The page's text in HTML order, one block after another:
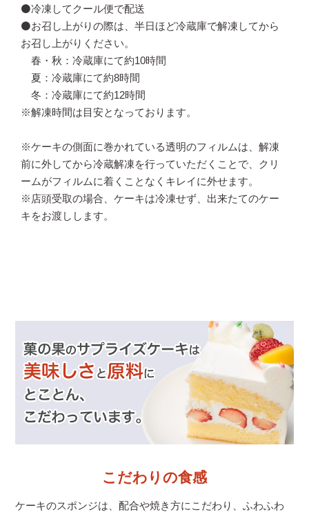
⚫️冷凍してクール便で配送
⚫️お召し上がりの際は、半日ほど冷蔵庫で解凍してから
お召し上がりください。
春・秋：冷蔵庫にて約10時間
夏：冷蔵庫にて約8時間
冬：冷蔵庫にて約12時間
※解凍時間は目安となっております。
※ケーキの側面に巻かれている透明のフィルムは、解凍
前に外してから冷蔵解凍を行っていただくことで、クリ
ームがフィルムに着くことなくキレイに外せます。
※店頭受取の場合、ケーキは冷凍せず、出来たてのケー
キをお渡しします。
こだわりの食感
ケーキのスポンジは、配合や焼き方にこだわり、ふわふわ